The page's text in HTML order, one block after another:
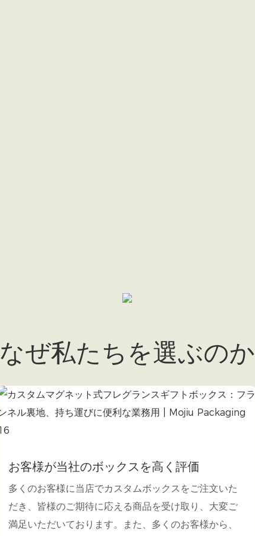
なぜ私たちを選ぶのか
お客様が当社のボックスを高く評価
多くのお客様に当店でカスタムボックスをご注文いた
だき、皆様のご期待に応える商品を受け取り、大変ご
満足いただいております。また、多くのお客様から、